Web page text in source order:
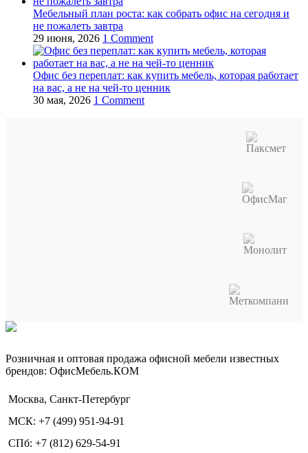
Мебельный план роста: как собрать офис на сегодня и
не пожалеть завтра
29 июня, 2026 1 Comment
Офис без переплат: как купить мебель, которая работает
на вас, а не на чей‑то ценник
30 мая, 2026 1 Comment
Розничная и оптовая продажа офисной мебели известных
брендов: ОфисМебель.КОМ
Москва, Санкт-Петербург
МСК: +7 (499) 951-94-91
СПб: +7 (812) 629-54-91